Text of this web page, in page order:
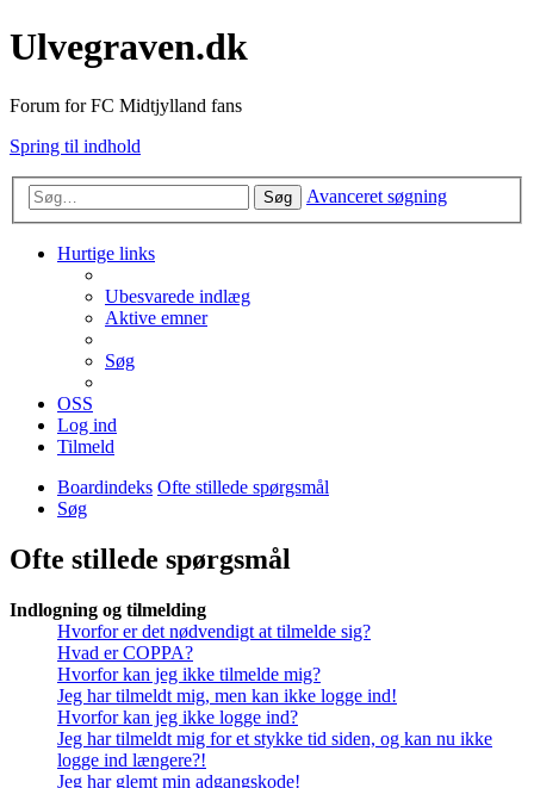
Ulvegraven.dk
Forum for FC Midtjylland fans
Spring til indhold
Søg Avanceret søgning
Hurtige links
Ubesvarede indlæg
Aktive emner
Søg
OSS
Log ind
Tilmeld
Boardindeks Ofte stillede spørgsmål
Søg
Ofte stillede spørgsmål
Indlogning og tilmelding
Hvorfor er det nødvendigt at tilmelde sig?
Hvad er COPPA?
Hvorfor kan jeg ikke tilmelde mig?
Jeg har tilmeldt mig, men kan ikke logge ind!
Hvorfor kan jeg ikke logge ind?
Jeg har tilmeldt mig for et stykke tid siden, og kan nu ikke
logge ind længere?!
Jeg har glemt min adgangskode!